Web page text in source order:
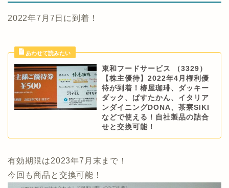
2022年7月7日に到着！
東和フードサービス （3329）
【株主優待】2022年4月権利優
待が到着！椿屋珈琲、ダッキー
ダック、ぱすたかん、イタリア
ンダイニングDONA、茶寮SIKI
などで使える！自社製品の詰合
せと交換可能！
有効期限は2023年7月末まで！
今回も商品と交換可能！